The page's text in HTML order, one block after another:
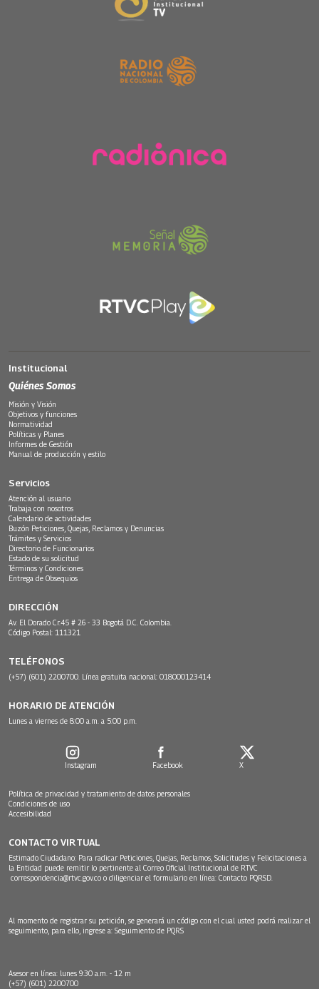
Institucional
Quiénes Somos
Misión y Visión
Objetivos y funciones
Normatividad
Políticas y Planes
Informes de Gestión
Manual de producción y estilo
Servicios
Atención al usuario
Trabaja con nosotros
Calendario de actividades
Buzón Peticiones, Quejas, Reclamos y Denuncias
Trámites y Servicios
Directorio de Funcionarios
Estado de su solicitud
Términos y Condiciones
Entrega de Obsequios
DIRECCIÓN
Av. El Dorado Cr.45 # 26 - 33 Bogotá D.C. Colombia.
Código Postal: 111321
TELÉFONOS
(+57) (601) 2200700. Línea gratuita nacional: 018000123414
HORARIO DE ATENCIÓN
Lunes a viernes de 8:00 a.m. a 5:00 p.m.
Instagram Facebook X
Política de privacidad y tratamiento de datos personales
Condiciones de uso
Accesibilidad
CONTACTO VIRTUAL
Estimado Ciudadano: Para radicar Peticiones, Quejas, Reclamos, Solicitudes y Felicitaciones a
la Entidad puede remitir lo pertinente al Correo Oficial Institucional de RTVC
correspondencia@rtvc.gov.co o diligenciar el formulario en línea: Contacto PQRSD.
Al momento de registrar su petición, se generará un código con el cual usted podrá realizar el
seguimiento, para ello, ingrese a: Seguimiento de PQRS
Asesor en línea: lunes 9:30 a.m. - 12 m
(+57) (601) 2200700